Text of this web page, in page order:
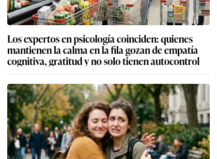
Los expertos en psicología coinciden: quienes
mantienen la calma en la fila gozan de empatía
cognitiva, gratitud y no solo tienen autocontrol